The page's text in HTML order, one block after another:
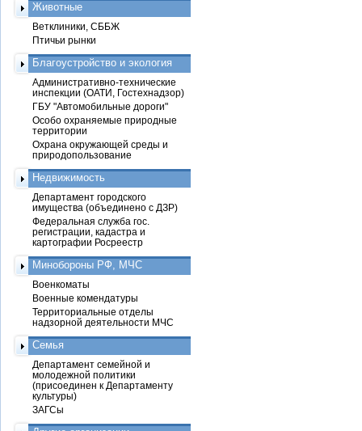
Животные
Ветклиники, СББЖ
Птичьи рынки
Благоустройство и экология
Административно-технические
инспекции (ОАТИ, Гостехнадзор)
ГБУ "Автомобильные дороги"
Особо охраняемые природные
территории
Охрана окружающей среды и
природопользование
Недвижимость
Департамент городского
имущества (объединено с ДЗР)
Федеральная служба гос.
регистрации, кадастра и
картографии Росреестр
Минобороны РФ, МЧС
Военкоматы
Военные комендатуры
Территориальные отделы
надзорной деятельности МЧС
Семья
Департамент семейной и
молодежной политики
(присоединен к Департаменту
культуры)
ЗАГСы